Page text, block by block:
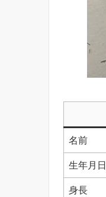
名前
生年月日
身長